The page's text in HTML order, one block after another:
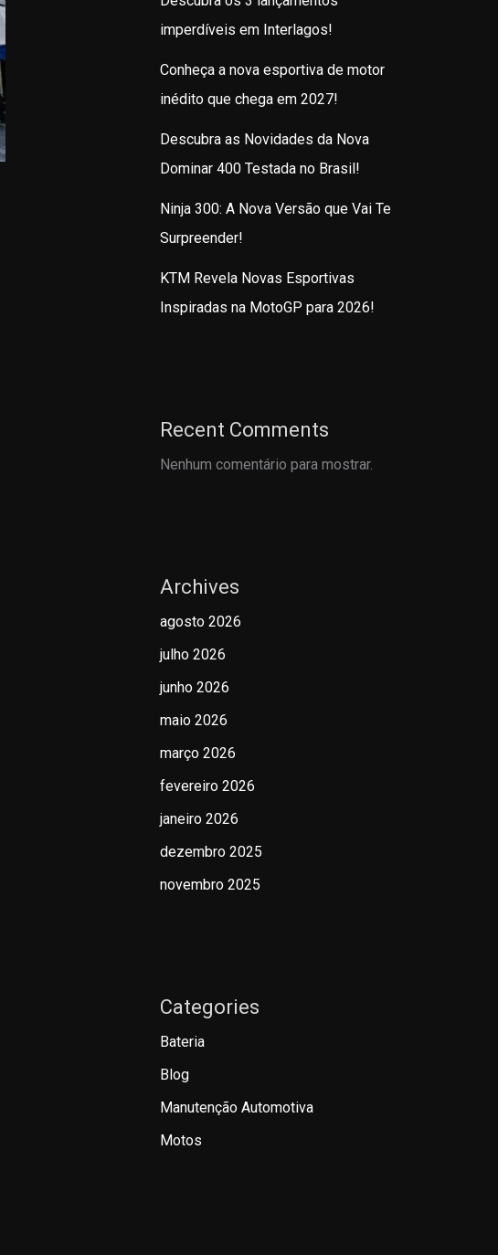
imperdíveis em Interlagos!
Conheça a nova esportiva de motor
inédito que chega em 2027!
Descubra as Novidades da Nova
Dominar 400 Testada no Brasil!
Ninja 300: A Nova Versão que Vai Te
Surpreender!
KTM Revela Novas Esportivas
Inspiradas na MotoGP para 2026!
Recent Comments
Nenhum comentário para mostrar.
Archives
agosto 2026
julho 2026
junho 2026
maio 2026
março 2026
fevereiro 2026
janeiro 2026
dezembro 2025
novembro 2025
Categories
Bateria
Blog
Manutenção Automotiva
Motos